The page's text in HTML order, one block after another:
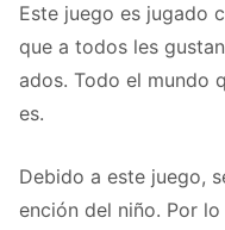
Este juego es jugado
que a todos les
ados. Todo el mundo
es.
Debido a este juego,
ención del niño. Por